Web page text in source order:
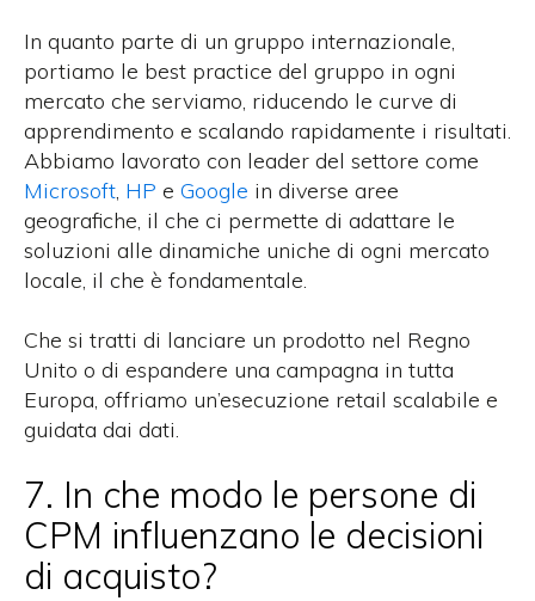
In quanto parte di un gruppo internazionale,
portiamo le best practice del gruppo in ogni
mercato che serviamo, riducendo le curve di
apprendimento e scalando rapidamente i risultati.
Abbiamo lavorato con leader del settore come
Microsoft, HP e Google in diverse aree
geografiche, il che ci permette di adattare le
soluzioni alle dinamiche uniche di ogni mercato
locale, il che è fondamentale.
Che si tratti di lanciare un prodotto nel Regno
Unito o di espandere una campagna in tutta
Europa, offriamo un’esecuzione retail scalabile e
guidata dai dati.
7. In che modo le persone di
CPM influenzano le decisioni
di acquisto?